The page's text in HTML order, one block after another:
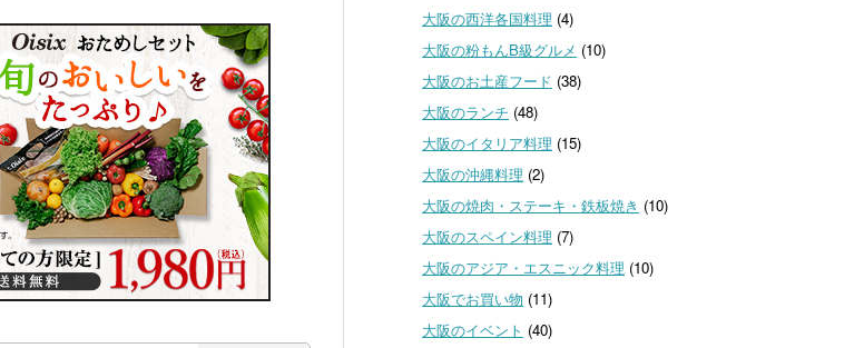
大阪の西洋各国料理 (4)
大阪の粉もんB級グルメ (10)
大阪のお土産フード (38)
大阪のランチ (48)
大阪のイタリア料理 (15)
大阪の沖縄料理 (2)
大阪の焼肉・ステーキ・鉄板焼き (10)
大阪のスペイン料理 (7)
大阪のアジア・エスニック料理 (10)
大阪でお買い物 (11)
大阪のイベント (40)